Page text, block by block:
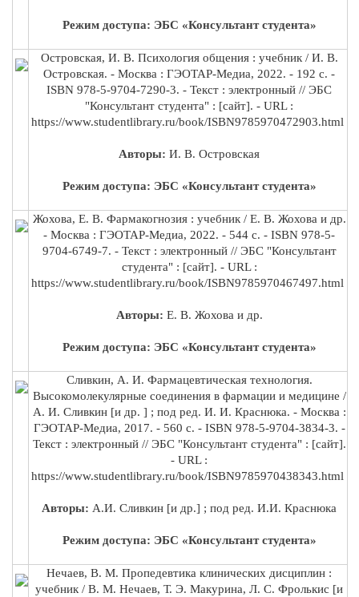
Режим доступа: ЭБС «Консультант студента»
Островская, И. В. Психология общения : учебник / И. В.
Островская. - Москва : ГЭОТАР-Медиа, 2022. - 192 с. -
ISBN 978-5-9704-7290-3. - Текст : электронный // ЭБС
"Консультант студента" : [сайт]. - URL :
https://www.studentlibrary.ru/book/ISBN9785970472903.html
Авторы: И. В. Островская
Режим доступа: ЭБС «Консультант студента»
Жохова, Е. В. Фармакогнозия : учебник / Е. В. Жохова и др.
- Москва : ГЭОТАР-Медиа, 2022. - 544 с. - ISBN 978-5-
9704-6749-7. - Текст : электронный // ЭБС "Консультант
студента" : [сайт]. - URL :
https://www.studentlibrary.ru/book/ISBN9785970467497.html
Авторы: Е. В. Жохова и др.
Режим доступа: ЭБС «Консультант студента»
Сливкин, А. И. Фармацевтическая технология.
Высокомолекулярные соединения в фармации и медицине /
А. И. Сливкин [и др. ] ; под ред. И. И. Краснюка. - Москва :
ГЭОТАР-Медиа, 2017. - 560 с. - ISBN 978-5-9704-3834-3. -
Текст : электронный // ЭБС "Консультант студента" : [сайт].
- URL :
https://www.studentlibrary.ru/book/ISBN9785970438343.html
Авторы: А.И. Сливкин [и др.] ; под ред. И.И. Краснюка
Режим доступа: ЭБС «Консультант студента»
Нечаев, В. М. Пропедевтика клинических дисциплин :
учебник / В. М. Нечаев, Т. Э. Макурина, Л. С. Фролькис [и